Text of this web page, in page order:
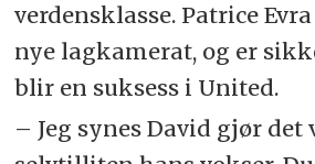
verdensklasse. Patrice
nye lagkamerat, og er
blir en suksess i United.
– Jeg synes David gjør det